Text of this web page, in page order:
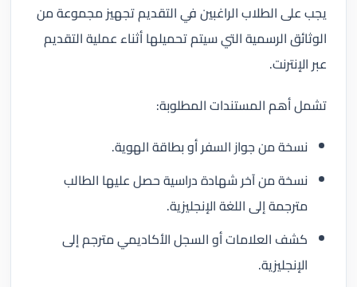
يجب على الطلاب الراغبين في التقديم تجهيز مجموعة من
الوثائق الرسمية التي سيتم تحميلها أثناء عملية التقديم
عبر الإنترنت.
تشمل أهم المستندات المطلوبة:
نسخة من جواز السفر أو بطاقة الهوية.
نسخة من آخر شهادة دراسية حصل عليها الطالب
مترجمة إلى اللغة الإنجليزية.
كشف العلامات أو السجل الأكاديمي مترجم إلى
الإنجليزية.